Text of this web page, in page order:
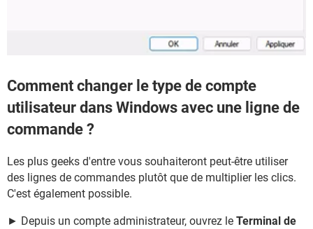
Comment changer le type de compte
utilisateur dans Windows avec une ligne de
commande ?
Les plus geeks d'entre vous souhaiteront peut-être utiliser
des lignes de commandes plutôt que de multiplier les clics.
C'est également possible.
► Depuis un compte administrateur, ouvrez le Terminal de